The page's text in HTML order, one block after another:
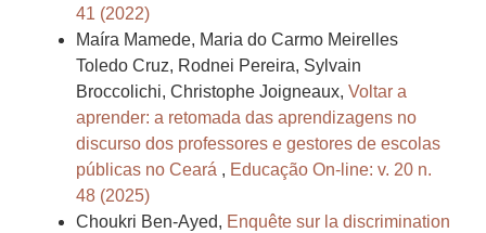
41 (2022)
Maíra Mamede, Maria do Carmo Meirelles
Toledo Cruz, Rodnei Pereira, Sylvain
Broccolichi, Christophe Joigneaux, Voltar a
aprender: a retomada das aprendizagens no
discurso dos professores e gestores de escolas
públicas no Ceará , Educação On-line: v. 20 n.
48 (2025)
Choukri Ben-Ayed, Enquête sur la discrimination